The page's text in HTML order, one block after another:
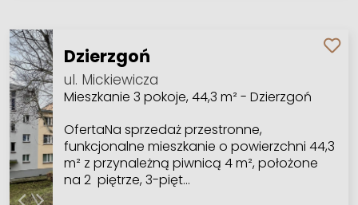
Dzierzgoń
ul. Mickiewicza
Mieszkanie 3 pokoje, 44,3 m² - Dzierzgoń
OfertaNa sprzedaż przestronne,
funkcjonalne mieszkanie o powierzchni 44,3
m² z przynależną piwnicą 4 m², położone
na 2 piętrze, 3-pięt…